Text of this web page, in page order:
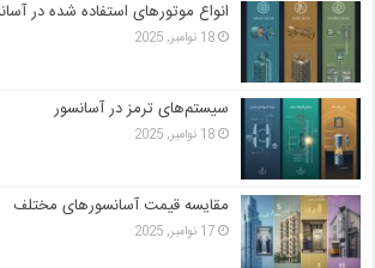
انواع موتورهای استفاده شده در
18 نوامبر, 2025
سیستم‌های ترمز در آسانسور
18 نوامبر, 2025
مقایسه قیمت آسانسورهای مختلف
17 نوامبر, 2025